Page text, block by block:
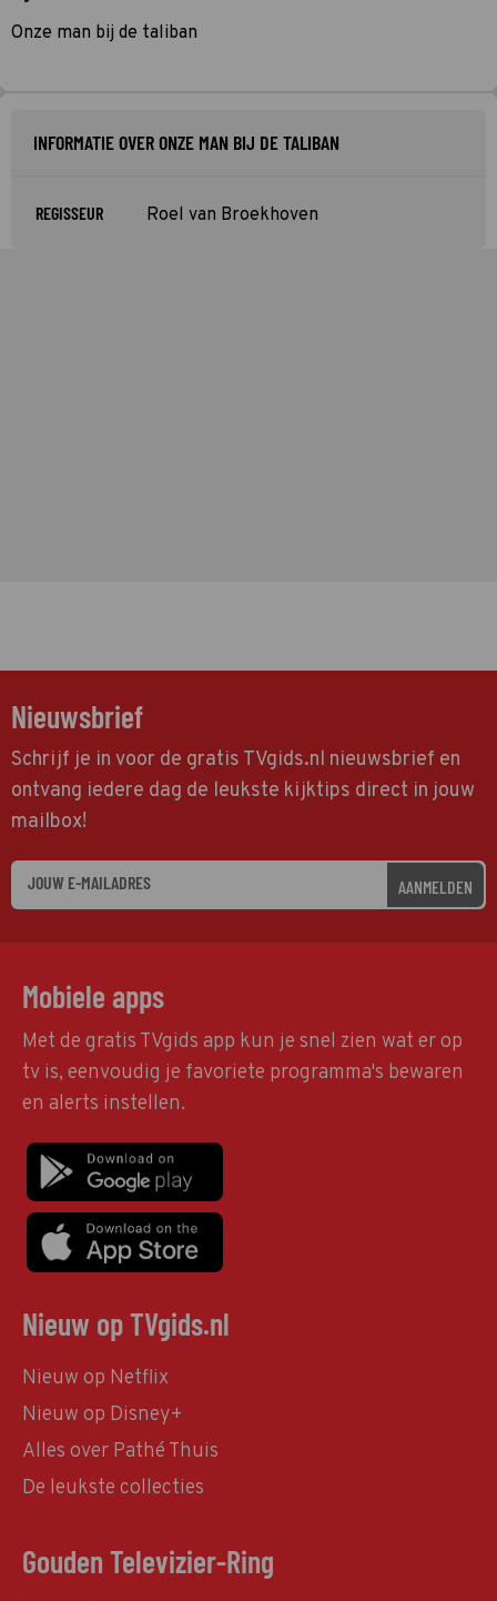
Onze man bij de taliban
INFORMATIE OVER ONZE MAN BIJ DE TALIBAN
REGISSEUR Roel van Broekhoven
Nieuwsbrief
Schrijf je in voor de gratis TVgids.nl nieuwsbrief en
ontvang iedere dag de leukste kijktips direct in jouw
mailbox!
AANMELDEN
Mobiele apps
Met de gratis TVgids app kun je snel zien wat er op
tv is, eenvoudig je favoriete programma's bewaren
en alerts instellen.
Nieuw op TVgids.nl
Nieuw op Netflix
Nieuw op Disney+
Alles over Pathé Thuis
De leukste collecties
Gouden Televizier-Ring